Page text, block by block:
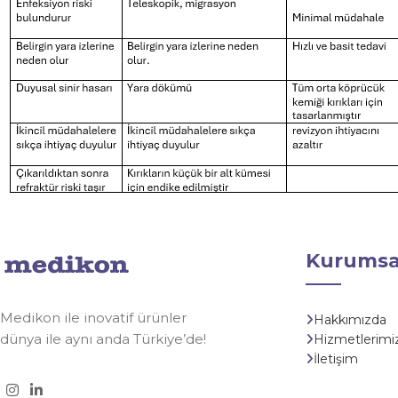
Medikon ile inovatif ürünler
dünya ile aynı anda Türkiye’de!
Hakkımızda
İletişim